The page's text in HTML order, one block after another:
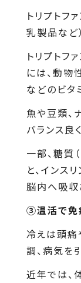
トリプトフ
乳製品など
トリプトフ
には、動物
などのビタ
魚や豆類、
バランス良
一部、糖質
と、インス
脳内へ吸収
③温活で免
冷えは頭痛
調、病気を
近年では